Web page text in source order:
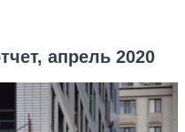
апрель 2020